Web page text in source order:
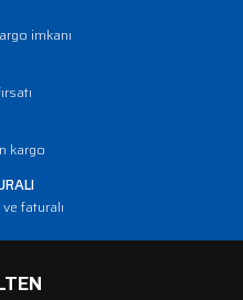
imkanı
kargo
faturalı